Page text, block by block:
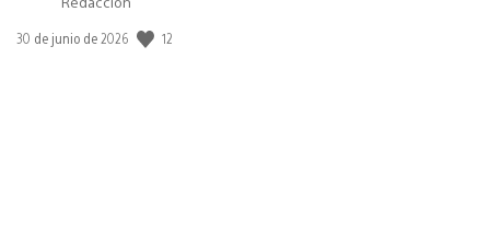
Fecha
30 de junio de 2026 12